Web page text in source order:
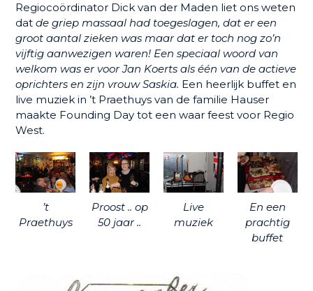
Regiocoördinator Dick van der Maden liet ons weten
datde griep massaal had toegeslagen, dat er een
groot aantal zieken was maar dat er toch nog zo’n
vijftig aanwezigen waren! Een speciaal woord van
welkom was er voor Jan Koerts als één van de actieve
oprichters en zijn vrouw Saskia. Een heerlijk buffet en
live muziek in ’t Praethuys van de familie Hauser
maakte Founding Day tot een waar feest voor Regio
West.
’t
Praethuys
Proost .. op
50 jaar ..
Live
muziek
En een
prachtig
buffet